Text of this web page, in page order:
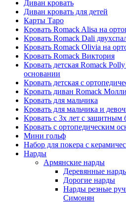
Диван кровать
Диван кровать для детей
Карты Таро
Кровать Romack Alisa на
Кровать Romack Dali
Кровать Romack Olivia на
Кровать Romack Виктория
Кровать детская Romack
основании
Кровать детская с
Кровать диван Romack Молли
Кровать для мальчика
Кровать для мальчика и
Кровать с 3х лет с защитным
Кровать с ортопедическим
Мини гольф
Набор для покера с
Нарды
Армянские нарды
Деревянные
Дорогие нарды
Нарды резные
Симонян